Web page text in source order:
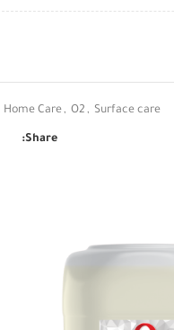
Home Care, O2 , Surface care
Share: